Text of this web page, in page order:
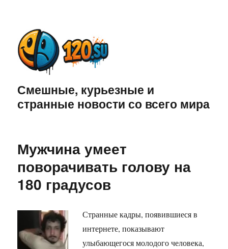
Смешные, курьезные и
странные новости со всего мира
Мужчина умеет
поворачивать голову на
180 градусов
Странные кадры, появившиеся в
интернете, показывают
улыбающегося молодого человека,